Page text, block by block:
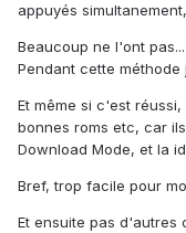
appuyés
Beaucoup ne l'ont
Pendant cette méthode
Et même si c'est
bonnes roms etc, car
Download Mode, et la
Bref, trop facile pour
Et ensuite pas d'autres